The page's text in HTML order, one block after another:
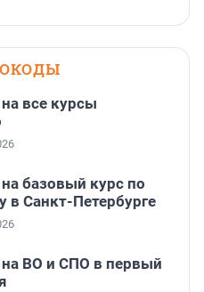
все курсы
базовый курс по
в Санкт-Петербурге
на ВО и СПО в первый